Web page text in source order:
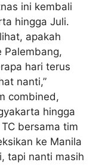
ini kembali
hingga Juli.
apakah
Palembang,
hari terus
nanti,”
combined,
hingga
bersama tim
ke Manila
tapi nanti masih